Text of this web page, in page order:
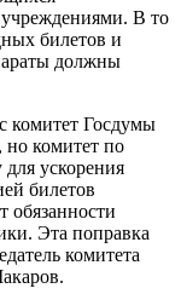
В то
билетов и
должны
комитет Госдумы
но комитет по
ускорения
билетов
обязанности
Эта поправка
комитета